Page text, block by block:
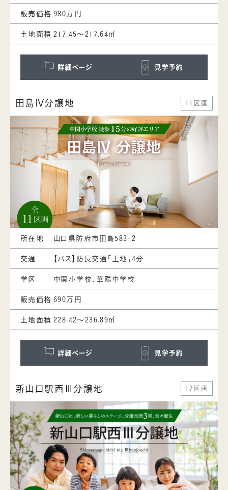
販売価格 980万円
土地面積 217.45～217.64㎡
詳細ページ 見学予約
田島Ⅳ分譲地 11区画
所在地 山口県防府市田島583-2
交通 【バス】防長交通「上地」4分
学区 中関小学校、華陽中学校
販売価格 690万円
土地面積 228.42～236.89㎡
詳細ページ 見学予約
新山口駅西Ⅲ分譲地 17区画